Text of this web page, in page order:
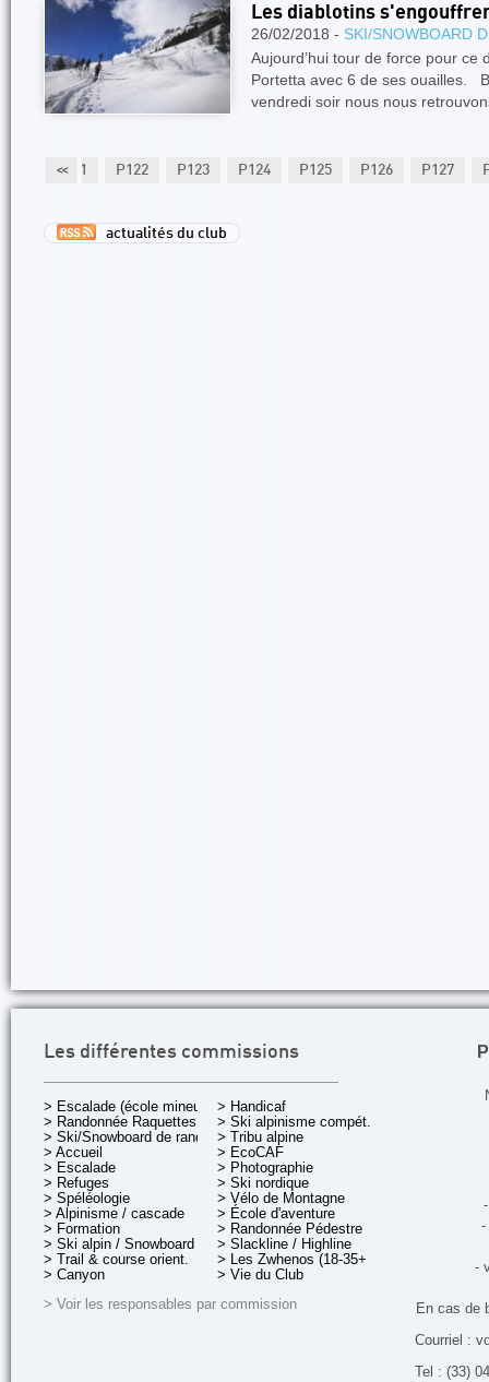
Les diablotins
26/02/2018 - SKI/SNOWBOARD
Aujourd’hui tour de force pour ce
Portetta avec 6 de ses ouailles.
vendredi soir nous nous
<<
P121 P122 P123 P124 P125 P126 P127
actualités du club
Les différentes commissions
> Escalade (école mineurs)
> Randonnée Raquettes
> Ski/Snowboard de rando.
> Accueil
> Escalade
> Refuges
> Spéléologie
> Alpinisme / cascade
> Formation
> Ski alpin / Snowboard
> Trail & course orient.
> Canyon
> Handicaf
> Ski alpinisme compét.
> Tribu alpine
> EcoCAF
> Photographie
> Ski nordique
> Vélo de Montagne
> École d'aventure
> Randonnée Pédestre
> Slackline / Highline
> Les Zwhenos (18-35+ ans)
> Vie du Club
> Voir les responsables par commission
-
-
En cas de
Courriel :
Tel : (33)